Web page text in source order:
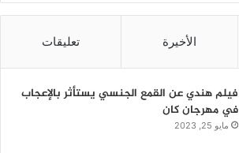
الأخيرة تعليقات
فيلم هندي عن القمع الجنسي يستأثر بالإعجاب
في مهرجان كان
مايو 25, 2023